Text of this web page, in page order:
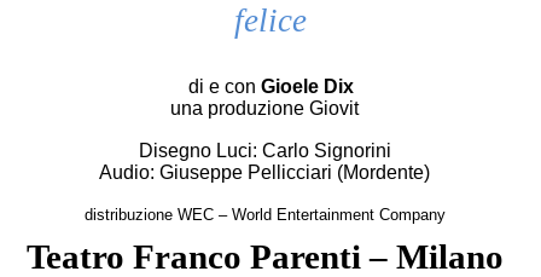
felice
di e con Gioele Dix
una produzione Giovit
Disegno Luci: Carlo Signorini
Audio: Giuseppe Pellicciari (Mordente)
distribuzione WEC – World Entertainment Company
Teatro Franco Parenti – Milano